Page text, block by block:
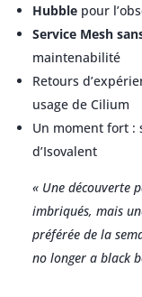
Hubble pour
Service Mesh
maintenabilité
Retours
usage de Cilium
Un moment fort :
d’Isovalent
« Une découverte
imbriqués, mais
préférée de la
no longer a black